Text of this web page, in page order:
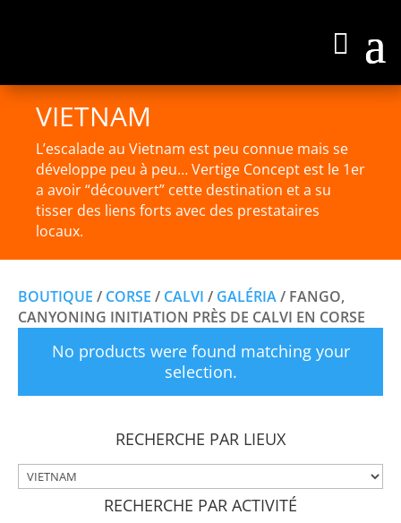
VIETNAM
L’escalade au Vietnam est peu connue mais se
développe peu à peu… Vertige Concept est le 1er
a avoir “découvert” cette destination et a su
tisser des liens forts avec des prestataires
locaux.
BOUTIQUE / CORSE / CALVI / GALÉRIA/ FANGO,
CANYONING INITIATION PRÈS DE CALVI EN CORSE
No products were found matching your
selection.
RECHERCHE PAR LIEUX
RECHERCHE PAR ACTIVITÉ